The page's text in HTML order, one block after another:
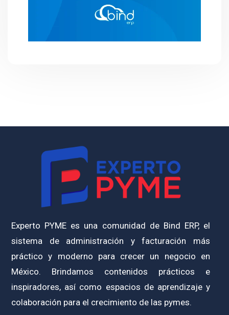
Experto PYME es una comunidad de Bind ERP, el
sistema de administración y facturación más
práctico y moderno para crecer un negocio en
México. Brindamos contenidos prácticos e
inspiradores, así como espacios de aprendizaje y
colaboración para el crecimiento de las pymes.